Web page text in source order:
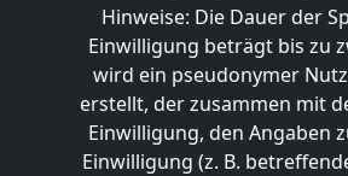
Hinweise: Die Dauer der
Einwilligung beträgt bis zu
wird ein pseudonymer
erstellt, der zusammen mit
Einwilligung, den Angaben
Einwilligung (z. B.